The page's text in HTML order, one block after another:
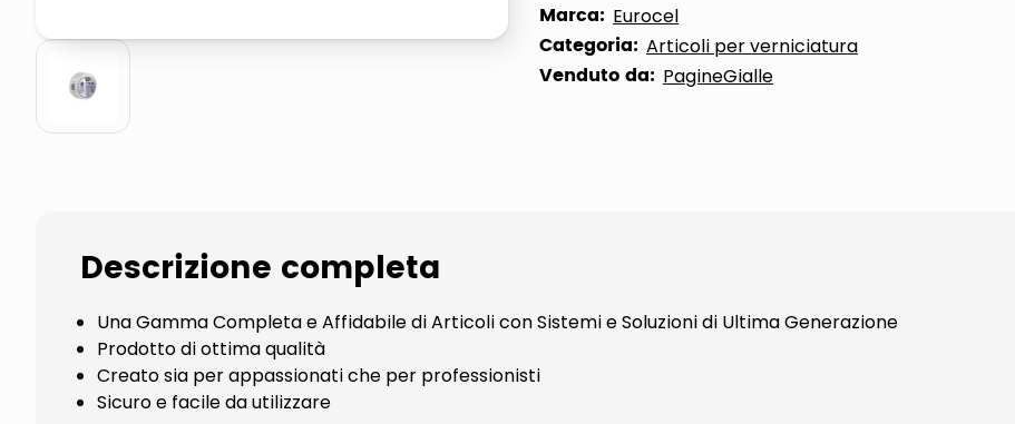
Marca: Eurocel
Categoria: Articoli per verniciatura
Venduto da: PagineGialle
Descrizione completa
Una Gamma Completa e Affidabile di Articoli con Sistemi e Soluzioni di Ultima Generazione
Prodotto di ottima qualità
Creato sia per appassionati che per professionisti
Sicuro e facile da utilizzare